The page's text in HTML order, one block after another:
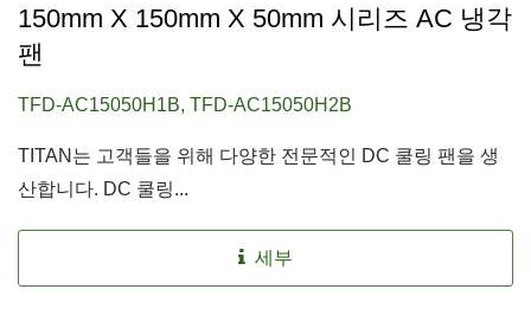
150mm X 150mm X 50mm 시리즈 AC 냉각
팬
TFD-AC15050H1B, TFD-AC15050H2B
TITAN는 고객들을 위해 다양한 전문적인 DC 쿨링 팬을 생
산합니다. DC 쿨링...
세부